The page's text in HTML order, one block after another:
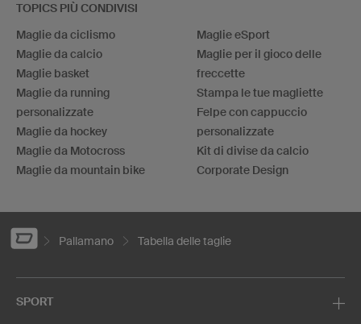
TOPICS PIÙ CONDIVISI
Maglie da ciclismo
Maglie da calcio
Maglie basket
Maglie da running
personalizzate
Maglie da hockey
Maglie da Motocross
Maglie da mountain bike
Maglie eSport
Maglie per il gioco delle
freccette
Stampa le tue magliette
Felpe con cappuccio
personalizzate
Kit di divise da calcio
Corporate Design
Pallamano Tabella delle taglie
SPORT